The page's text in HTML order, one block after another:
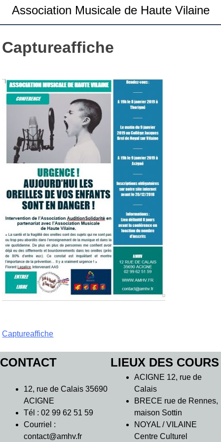
Association Musicale de Haute Vilaine
Captureaffiche
Navigation
de
Captureaffiche
CONTACT
12, rue de Calais 35690
ACIGNE
Tél : 02 99 62 51 59
Courriel :
contact@amhv.fr
LIEUX DES COURS
ACIGNE 12, rue de
Calais
BRECE rue de Rennes,
maison Sottin
NOYAL / VILAINE
Centre Culturel